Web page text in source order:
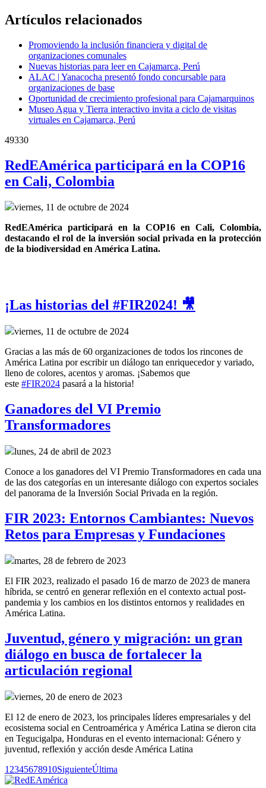
Artículos relacionados
Promoviendo la inclusión financiera y digital de
organizaciones comunales
Nuevas historias para leer en Cajamarca, Perú
ALAC | Yanacocha presentó fondo concursable para
organizaciones de base
Oportunidad de crecimiento profesional para Cajamarquinos
Museo Agua y Tierra interactivo invita a ciclo de visitas
virtuales en Cajamarca, Perú
49330
RedEAmérica participará en la COP16
en Cali, Colombia
viernes, 11 de octubre de 2024
RedEAmérica participará en la COP16 en Cali, Colombia,
destacando el rol de la inversión social privada en la protección
de la biodiversidad en América Latina.
¡Las historias del #FIR2024! 🎥
viernes, 11 de octubre de 2024
Gracias a las más de 60 organizaciones de todos los rincones de
América Latina por escribir un diálogo tan enriquecedor y variado,
lleno de colores, acentos y aromas. ¡Sabemos que
este #FIR2024 pasará a la historia!
Ganadores del VI Premio
Transformadores
lunes, 24 de abril de 2023
Conoce a los ganadores del VI Premio Transformadores en cada una
de las dos categorías en un interesante diálogo con expertos sociales
del panorama de la Inversión Social Privada en la región.
FIR 2023: Entornos Cambiantes: Nuevos
Retos para Empresas y Fundaciones
martes, 28 de febrero de 2023
El FIR 2023, realizado el pasado 16 de marzo de 2023 de manera
híbrida, se centró en generar reflexión en el contexto actual post-
pandemia y los cambios en los distintos entornos y realidades en
América Latina.
Juventud, género y migración: un gran
diálogo en busca de fortalecer la
articulación regional
viernes, 20 de enero de 2023
El 12 de enero de 2023, los principales líderes empresariales y del
ecosistema social en Centroamérica y América Latina se dieron cita
en Tegucigalpa, Honduras en el evento internacional: Género y
juventud, reflexión y acción desde América Latina
1 2345678910SiguienteÚltima